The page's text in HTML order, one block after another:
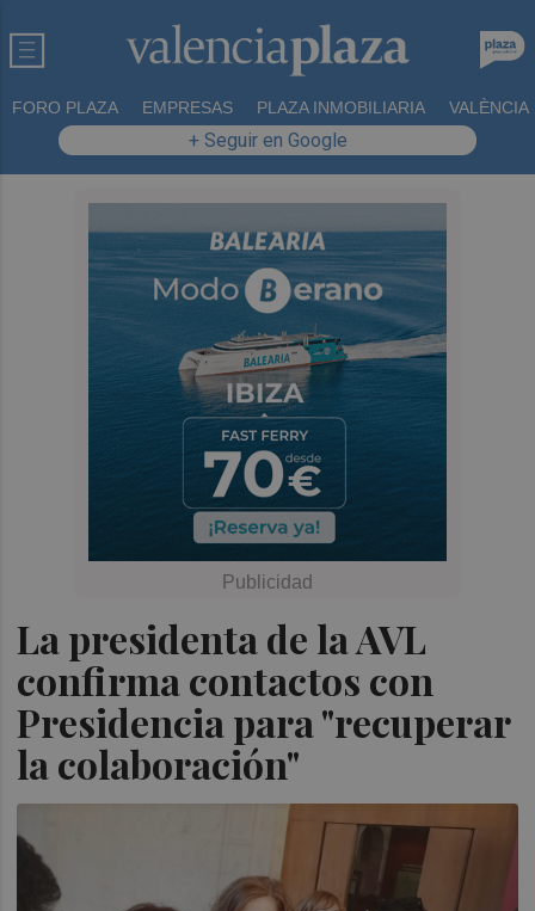
FORO PLAZA EMPRESAS PLAZA INMOBILIARIA VALÈNCIA
+ Seguir en Google
La presidenta de la AVL
confirma contactos con
Presidencia para "recuperar
la colaboración"